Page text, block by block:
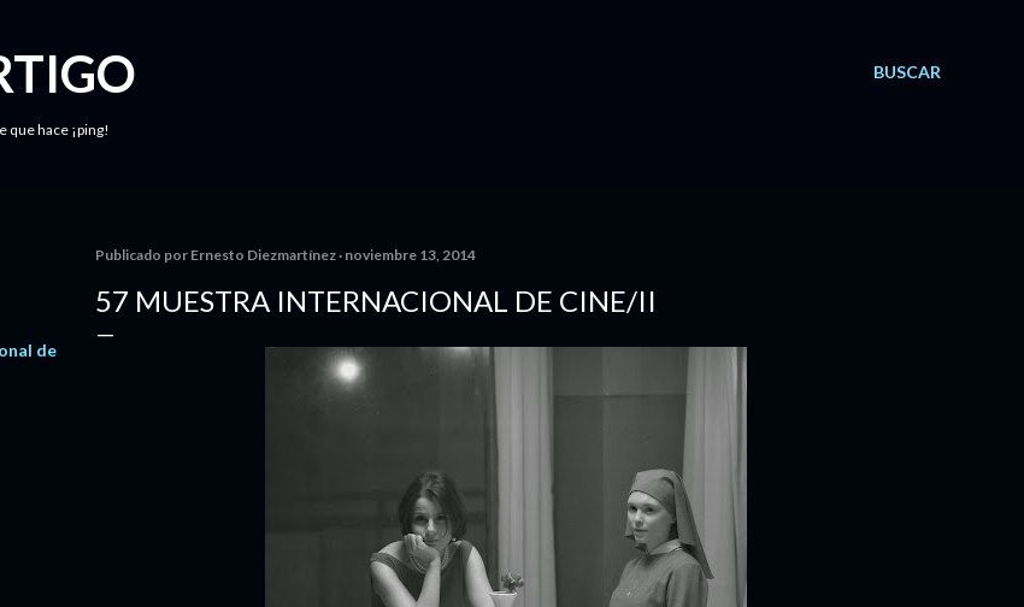
BUSCAR
que hace ¡ping!
de
Publicado por Ernesto Diezmartínez noviembre 13, 2014
57 MUESTRA INTERNACIONAL DE CINE/II